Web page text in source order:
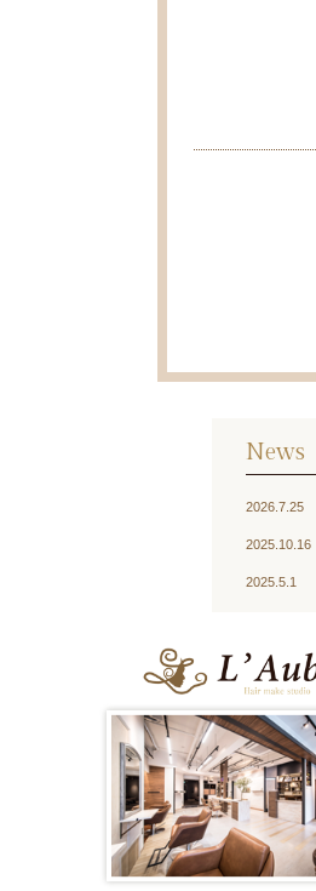
News
2026.7.25
2025.10.16
2025.5.1
2018.8.19